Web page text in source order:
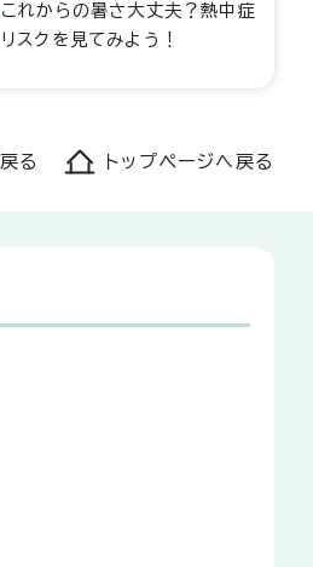
これからの暑さ大丈夫？熱中症
リスクを見てみよう！
る トップページへ戻る